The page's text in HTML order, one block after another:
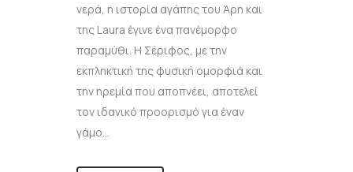
νερά, η ιστορία αγάπης του Άρη και
της Laura έγινε ένα πανέμορφο
παραμύθι. Η Σέριφος, με την
εκπληκτική της φυσική ομορφιά και
την ηρεμία που αποπνέει, αποτελεί
τον ιδανικό προορισμό για έναν
γάμο...